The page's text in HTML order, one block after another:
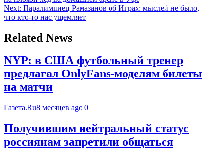
Next: Паралимпиец Рамазанов об Играх: мыслей не было,
что кто-то нас ущемляет
Related News
NYP: в США футбольный тренер
предлагал OnlyFans-моделям билеты
на матчи
Газета.Ru8 месяцев ago 0
Получившим нейтральный статус
россиянам запретили общаться